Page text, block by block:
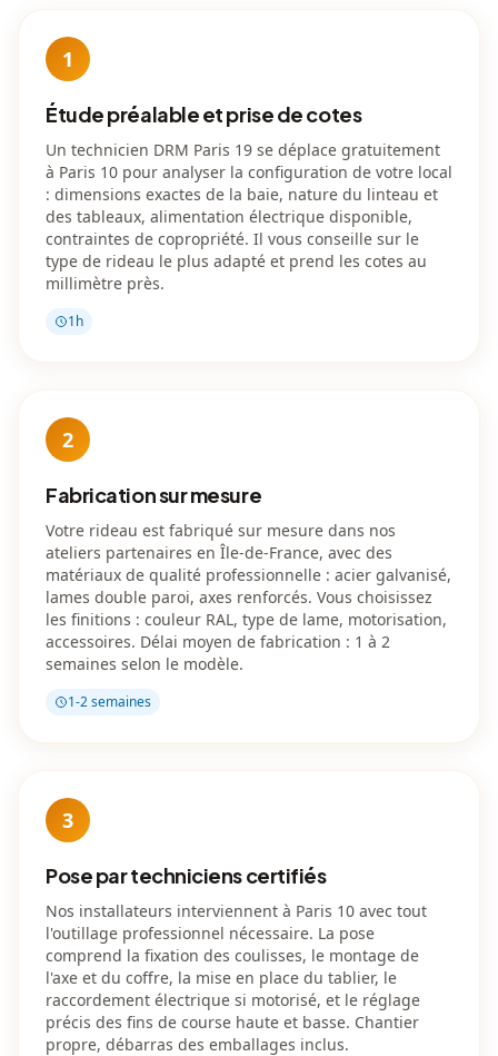
1
Étude préalable et prise de cotes
Un technicien DRM Paris 19 se déplace gratuitement
à Paris 10 pour analyser la configuration de votre local
: dimensions exactes de la baie, nature du linteau et
des tableaux, alimentation électrique disponible,
contraintes de copropriété. Il vous conseille sur le
type de rideau le plus adapté et prend les cotes au
millimètre près.
1h
2
Fabrication sur mesure
Votre rideau est fabriqué sur mesure dans nos
ateliers partenaires en Île-de-France, avec des
matériaux de qualité professionnelle : acier galvanisé,
lames double paroi, axes renforcés. Vous choisissez
les finitions : couleur RAL, type de lame, motorisation,
accessoires. Délai moyen de fabrication : 1 à 2
semaines selon le modèle.
1-2 semaines
3
Pose par techniciens certifiés
Nos installateurs interviennent à Paris 10 avec tout
l'outillage professionnel nécessaire. La pose
comprend la fixation des coulisses, le montage de
l'axe et du coffre, la mise en place du tablier, le
raccordement électrique si motorisé, et le réglage
précis des fins de course haute et basse. Chantier
propre, débarras des emballages inclus.